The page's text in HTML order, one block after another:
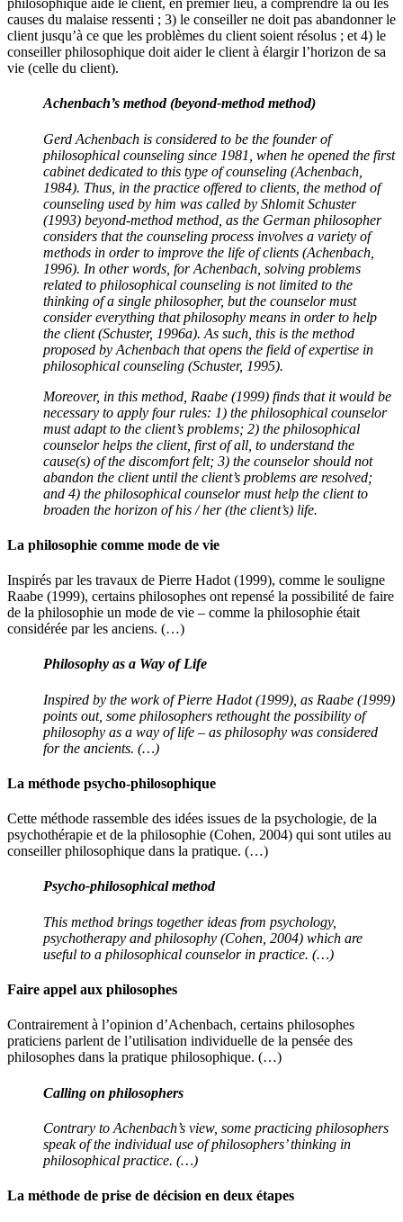
philosophique aide le client, en premier lieu, à comprendre la ou les
causes du malaise ressenti ; 3) le conseiller ne doit pas abandonner le
client jusqu’à ce que les problèmes du client soient résolus ; et 4) le
conseiller philosophique doit aider le client à élargir l’horizon de sa
vie (celle du client).
Achenbach’s method (beyond-method method)
Gerd Achenbach is considered to be the founder of
philosophical counseling since 1981, when he opened the first
cabinet dedicated to this type of counseling (Achenbach,
1984). Thus, in the practice offered to clients, the method of
counseling used by him was called by Shlomit Schuster
(1993) beyond-method method, as the German philosopher
considers that the counseling process involves a variety of
methods in order to improve the life of clients (Achenbach,
1996). In other words, for Achenbach, solving problems
related to philosophical counseling is not limited to the
thinking of a single philosopher, but the counselor must
consider everything that philosophy means in order to help
the client (Schuster, 1996a). As such, this is the method
proposed by Achenbach that opens the field of expertise in
philosophical counseling (Schuster, 1995).
Moreover, in this method, Raabe (1999) finds that it would be
necessary to apply four rules: 1) the philosophical counselor
must adapt to the client’s problems; 2) the philosophical
counselor helps the client, first of all, to understand the
cause(s) of the discomfort felt; 3) the counselor should not
abandon the client until the client’s problems are resolved;
and 4) the philosophical counselor must help the client to
broaden the horizon of his / her (the client’s) life.
La philosophie comme mode de vie
Inspirés par les travaux de Pierre Hadot (1999), comme le souligne
Raabe (1999), certains philosophes ont repensé la possibilité de faire
de la philosophie un mode de vie – comme la philosophie était
considérée par les anciens. (…)
Philosophy as a Way of Life
Inspired by the work of Pierre Hadot (1999), as Raabe (1999)
points out, some philosophers rethought the possibility of
philosophy as a way of life – as philosophy was considered
for the ancients. (…)
La méthode psycho-philosophique
Cette méthode rassemble des idées issues de la psychologie, de la
psychothérapie et de la philosophie (Cohen, 2004) qui sont utiles au
conseiller philosophique dans la pratique. (…)
Psycho-philosophical method
This method brings together ideas from psychology,
psychotherapy and philosophy (Cohen, 2004) which are
useful to a philosophical counselor in practice. (…)
Faire appel aux philosophes
Contrairement à l’opinion d’Achenbach, certains philosophes
praticiens parlent de l’utilisation individuelle de la pensée des
philosophes dans la pratique philosophique. (…)
Calling on philosophers
Contrary to Achenbach’s view, some practicing philosophers
speak of the individual use of philosophers’ thinking in
philosophical practice. (…)
La méthode de prise de décision en deux étapes